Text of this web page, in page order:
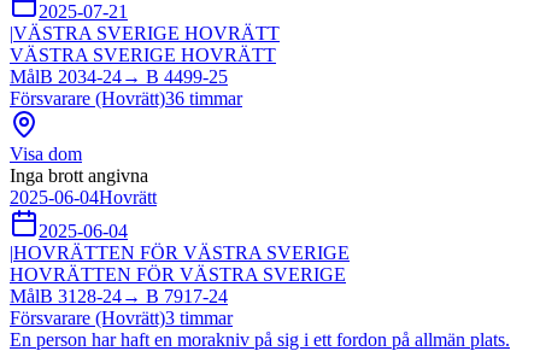
2025-07-21
|VÄSTRA SVERIGE HOVRÄTT
VÄSTRA SVERIGE HOVRÄTT
MålB 2034-24→ B 4499-25
Försvarare (Hovrätt)36 timmar
Visa dom
Inga brott angivna
2025-06-04Hovrätt
2025-06-04
|HOVRÄTTEN FÖR VÄSTRA SVERIGE
HOVRÄTTEN FÖR VÄSTRA SVERIGE
MålB 3128-24→ B 7917-24
Försvarare (Hovrätt)3 timmar
En person har haft en morakniv på sig i ett fordon på allmän plats.